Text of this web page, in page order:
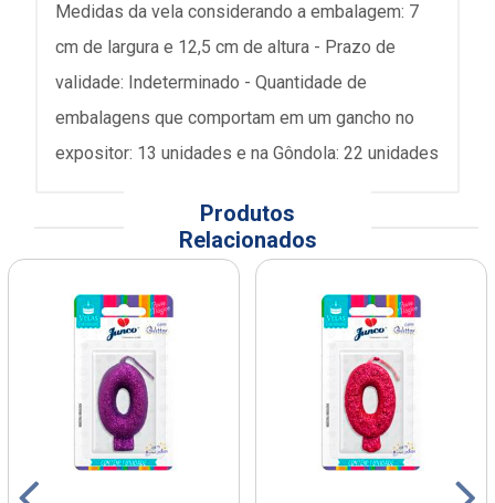
Medidas da vela considerando a embalagem: 7
cm de largura e 12,5 cm de altura - Prazo de
validade: Indeterminado - Quantidade de
embalagens que comportam em um gancho no
expositor: 13 unidades e na Gôndola: 22 unidades
Produtos
Relacionados